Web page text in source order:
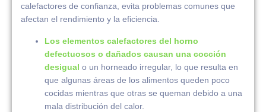
calefactores de confianza, evita problemas comunes que
afectan el rendimiento y la eficiencia.
Los elementos calefactores del horno
defectuosos o dañados causan una cocción
desigual o un horneado irregular, lo que resulta en
que algunas áreas de los alimentos queden poco
cocidas mientras que otras se queman debido a una
mala distribución del calor.